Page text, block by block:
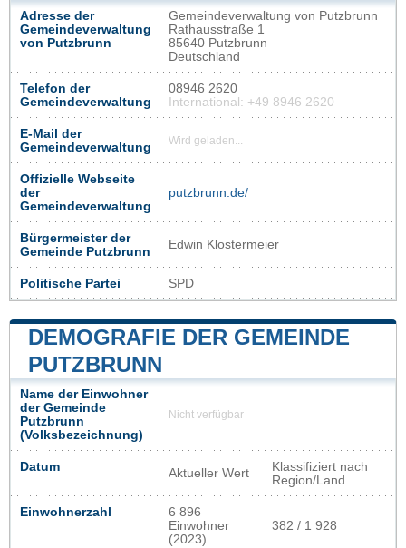
Adresse der
Gemeindeverwaltung
von Putzbrunn
Gemeindeverwaltung von Putzbrunn
Rathausstraße 1
85640 Putzbrunn
Deutschland
Telefon der
Gemeindeverwaltung
08946 2620
International: +49 8946 2620
E-Mail der
Gemeindeverwaltung
Wird geladen...
Offizielle Webseite
der
Gemeindeverwaltung
putzbrunn.de/
Bürgermeister der
Gemeinde Putzbrunn
Edwin Klostermeier
Politische Partei SPD
DEMOGRAFIE DER GEMEINDE
PUTZBRUNN
Name der Einwohner
der Gemeinde
Putzbrunn
(Volksbezeichnung)
Nicht verfügbar
Datum Aktueller Wert
Klassifiziert nach
Region/Land
Einwohnerzahl
6 896
Einwohner
(2023)
382 / 1 928